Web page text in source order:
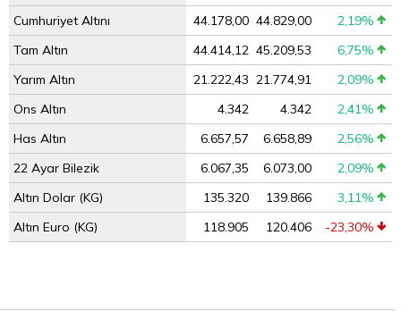
Cumhuriyet Altını
44.178,00 44.829,00
2,19%
Tam Altın
44.414,12 45.209,53
6,75%
Yarım Altın
21.222,43 21.774,91
2,09%
Ons Altın
4.342 4.342
2,41%
Has Altın
6.657,57 6.658,89
2,56%
22 Ayar Bilezik
6.067,35 6.073,00
2,09%
Altın Dolar (KG)
135.320 139.866
3,11%
Altın Euro (KG)
118.905 120.406 -23,30%